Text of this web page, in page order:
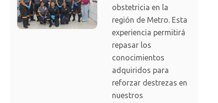
obstetricia en la
región de Metro. Esta
experiencia permitirá
repasar los
conocimientos
adquiridos para
reforzar destrezas en
nuestros